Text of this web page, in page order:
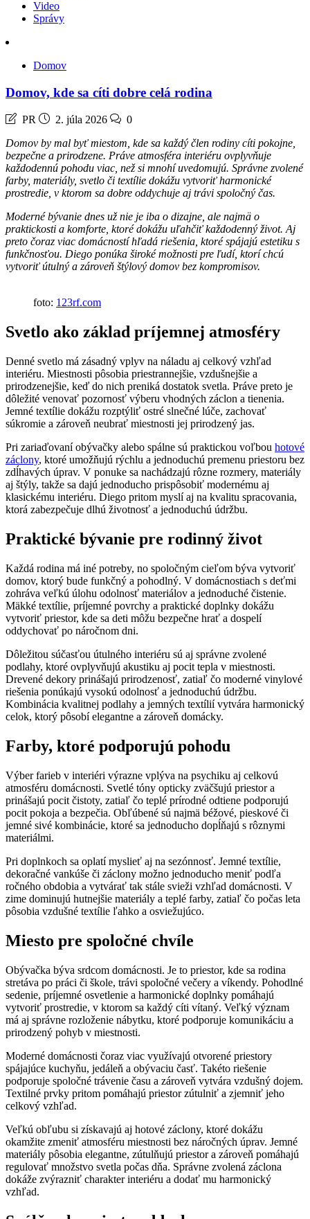
Video
Správy
Domov
Domov, kde sa cíti dobre celá rodina
PR 2. júla 2026
0
Domov by mal byť miestom, kde sa každý člen rodiny cíti pokojne,
bezpečne a prirodzene. Práve atmosféra interiéru ovplyvňuje
každodennú pohodu viac, než si mnohí uvedomujú. Správne zvolené
farby, materiály, svetlo či textílie dokážu vytvoriť harmonické
prostredie, v ktorom sa dobre oddychuje aj trávi spoločný čas.
Moderné bývanie dnes už nie je iba o dizajne, ale najmä o
praktickosti a komforte, ktoré dokážu uľahčiť každodenný život. Aj
preto čoraz viac domácností hľadá riešenia, ktoré spájajú estetiku s
funkčnosťou. Diego ponúka široké možnosti pre ľudí, ktorí chcú
vytvoriť útulný a zároveň štýlový domov bez kompromisov.
foto: 123rf.com
Svetlo ako základ príjemnej atmosféry
Denné svetlo má zásadný vplyv na náladu aj celkový vzhľad
interiéru. Miestnosti pôsobia priestrannejšie, vzdušnejšie a
prirodzenejšie, keď do nich preniká dostatok svetla. Práve preto je
dôležité venovať pozornosť výberu vhodných záclon a tienenia.
Jemné textílie dokážu rozptýliť ostré slnečné lúče, zachovať
súkromie a zároveň neubrať miestnosti jej prirodzený jas.
Pri zariaďovaní obývačky alebo spálne sú praktickou voľbou hotové
záclony, ktoré umožňujú rýchlu a jednoduchú premenu priestoru bez
zdĺhavých úprav. V ponuke sa nachádzajú rôzne rozmery, materiály
aj štýly, takže sa dajú jednoducho prispôsobiť modernému aj
klasickému interiéru. Diego pritom myslí aj na kvalitu spracovania,
ktorá zabezpečuje dlhú životnosť a jednoduchú údržbu.
Praktické bývanie pre rodinný život
Každá rodina má iné potreby, no spoločným cieľom býva vytvoriť
domov, ktorý bude funkčný a pohodlný. V domácnostiach s deťmi
zohráva veľkú úlohu odolnosť materiálov a jednoduché čistenie.
Mäkké textílie, príjemné povrchy a praktické doplnky dokážu
vytvoriť priestor, kde sa deti môžu bezpečne hrať a dospelí
oddychovať po náročnom dni.
Dôležitou súčasťou útulného interiéru sú aj správne zvolené
podlahy, ktoré ovplyvňujú akustiku aj pocit tepla v miestnosti.
Drevené dekory prinášajú prirodzenosť, zatiaľ čo moderné vinylové
riešenia ponúkajú vysokú odolnosť a jednoduchú údržbu.
Kombinácia kvalitnej podlahy a jemných textílií vytvára harmonický
celok, ktorý pôsobí elegantne a zároveň domácky.
Farby, ktoré podporujú pohodu
Výber farieb v interiéri výrazne vplýva na psychiku aj celkovú
atmosféru domácnosti. Svetlé tóny opticky zväčšujú priestor a
prinášajú pocit čistoty, zatiaľ čo teplé prírodné odtiene podporujú
pocit pokoja a bezpečia. Obľúbené sú najmä béžové, pieskové či
jemné sivé kombinácie, ktoré sa jednoducho dopĺňajú s rôznymi
materiálmi.
Pri doplnkoch sa oplatí myslieť aj na sezónnosť. Jemné textílie,
dekoračné vankúše či záclony možno jednoducho meniť podľa
ročného obdobia a vytvárať tak stále svieži vzhľad domácnosti. V
zime dominujú hutnejšie materiály a teplé farby, zatiaľ čo počas leta
pôsobia vzdušné textílie ľahko a osviežujúco.
Miesto pre spoločné chvíle
Obývačka býva srdcom domácnosti. Je to priestor, kde sa rodina
stretáva po práci či škole, trávi spoločné večery a víkendy. Pohodlné
sedenie, príjemné osvetlenie a harmonické doplnky pomáhajú
vytvoriť prostredie, v ktorom sa každý cíti vítaný. Veľký význam
má aj správne rozloženie nábytku, ktoré podporuje komunikáciu a
prirodzený pohyb v miestnosti.
Moderné domácnosti čoraz viac využívajú otvorené priestory
spájajúce kuchyňu, jedáleň a obývaciu časť. Takéto riešenie
podporuje spoločné trávenie času a zároveň vytvára vzdušný dojem.
Textilné prvky pritom pomáhajú priestor zútulniť a zjemniť jeho
celkový vzhľad.
Veľkú obľubu si získavajú aj hotové záclony, ktoré dokážu
okamžite zmeniť atmosféru miestnosti bez náročných úprav. Jemné
materiály pôsobia elegantne, zútulňujú priestor a zároveň pomáhajú
regulovať množstvo svetla počas dňa. Správne zvolená záclona
dokáže zvýrazniť charakter interiéru a dodať mu harmonický
vzhľad.